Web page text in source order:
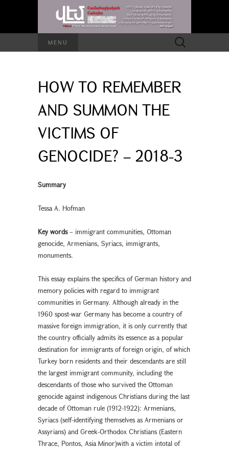
MENU
Search
for:
HOW TO REMEMBER
AND SUMMON THE
VICTIMS OF
GENOCIDE? – 2018-3
Summary
Tessa A. Hofman
Key words– immigrant communities, Ottoman
genocide, Armenians, Syriacs, immigrants,
monuments.
This essay explains the specifics of German history and
memory policies with regard to immigrant
communities in Germany. Although already in the
1960 spost-war Germany has become a country of
massive foreign immigration, it is only currently that
the country officially admits its essence as a popular
destination for immigrants of foreign origin, of which
Turkey born residents and their descendants are still
the largest immigrant community, including the
descendants of those who survived the Ottoman
genocide against indigenous Christians during the last
decade of Ottoman rule (1912-1922): Armenians,
Syriacs (self-identifying themselves as Armenians or
Assyrians) and Greek-Orthodox Christians (Eastern
Thrace, Pontos, Asia Minor)with a victim intotal of